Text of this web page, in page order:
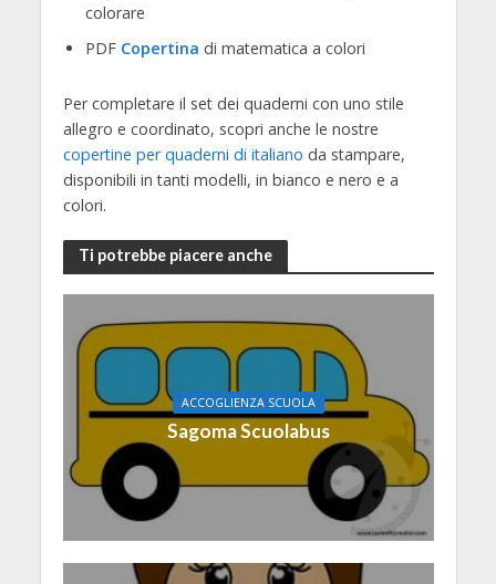
colorare
PDF Copertina di matematica a colori
Per completare il set dei quaderni con uno stile
allegro e coordinato, scopri anche le nostre
copertine per quaderni di italiano da stampare,
disponibili in tanti modelli, in bianco e nero e a
colori.
Ti potrebbe piacere anche
ACCOGLIENZA SCUOLA
Sagoma Scuolabus